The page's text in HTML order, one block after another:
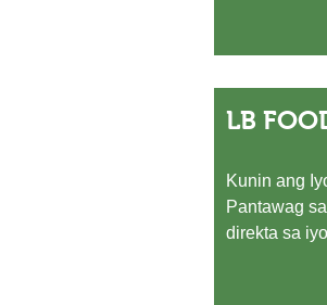
LB
Kunin ang
Pantawag
direkta sa